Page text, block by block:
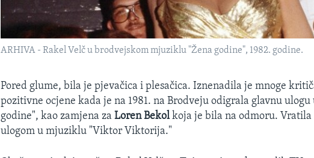
ARHIVA - Rakel Velč u brodvejskom mjuziklu "Žena godine", 1982. godine.
Pored glume, bila je pjevačica i plesačica. Iznenadila je mnoge
pozitivne ocjene kada je na 1981. na Brodveju odigrala glavnu
godine", kao zamjena zaLoren Bekolkoja je bila na odmoru. Vratila
ulogom u mjuziklu "Viktor Viktorija."